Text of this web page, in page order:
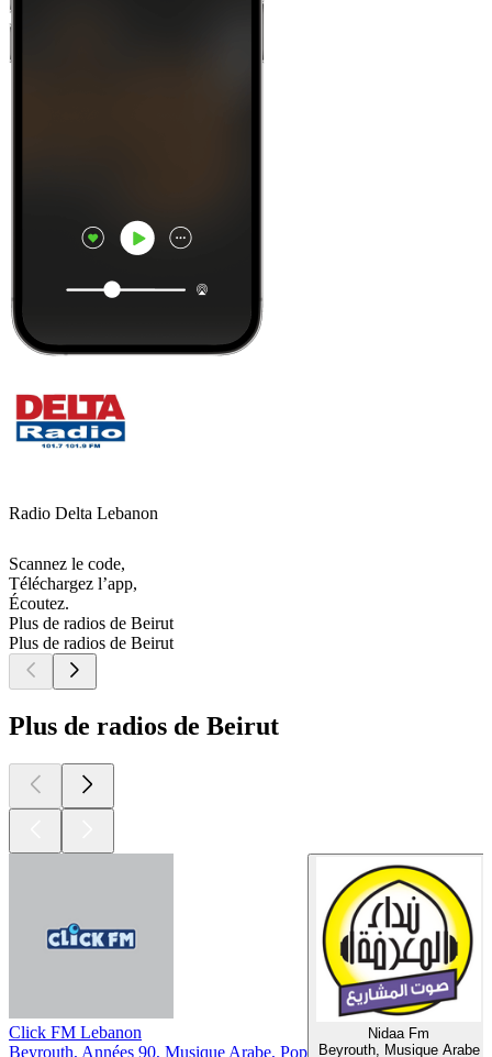
Radio Delta Lebanon
Scannez le code,
Téléchargez l’app,
Écoutez.
Plus de radios de Beirut
Plus de radios de Beirut
Plus de radios de Beirut
Click FM Lebanon
Beyrouth, Années 90, Musique Arabe, Pop
Nidaa Fm
Beyrouth, Musique Arabe